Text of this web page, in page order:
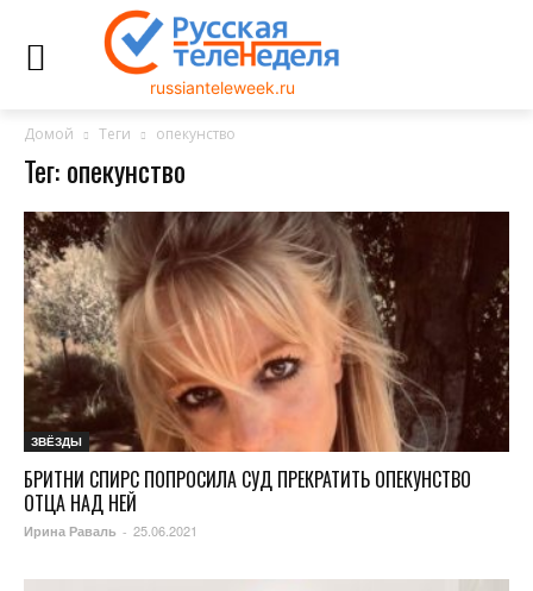
russianteleweek.ru
Домой Теги опекунство
Тег: опекунство
ЗВЁЗДЫ
БРИТНИ СПИРС ПОПРОСИЛА СУД ПРЕКРАТИТЬ ОПЕКУНСТВО
ОТЦА НАД НЕЙ
Ирина Раваль - 25.06.2021